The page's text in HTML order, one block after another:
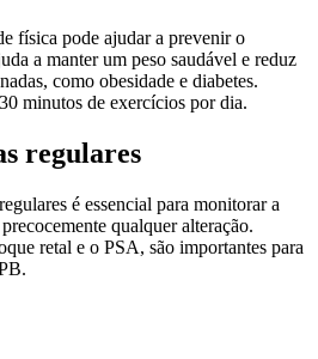
física pode ajudar a prevenir o
a manter um peso saudável e reduz
como obesidade e diabetes.
minutos de exercícios por dia.
regulares
é essencial para monitorar a
qualquer alteração.
retal e o PSA, são importantes para